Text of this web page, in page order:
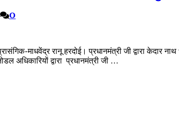
0
माधवेंद्र रानू हरदोई। प्रधानमंत्री जी द्वारा केदार
अधिकारियों द्वारा प्रधानमंत्री जी …